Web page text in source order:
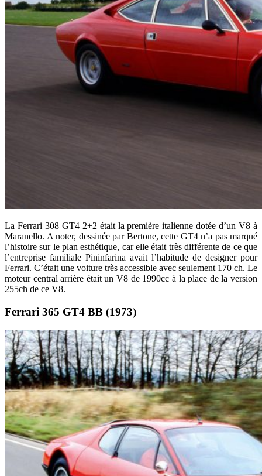
La Ferrari 308 GT4 2+2 était la première italienne dotée d’un V8 à
Maranello. A noter, dessinée par Bertone, cette GT4 n’a pas marqué
l’histoire sur le plan esthétique, car elle était très différente de ce que
l’entreprise familiale Pininfarina avait l’habitude de designer pour
Ferrari. C’était une voiture très accessible avec seulement 170 ch. Le
moteur central arrière était un V8 de 1990cc à la place de la version
255ch de ce V8.
Ferrari 365 GT4 BB (1973)